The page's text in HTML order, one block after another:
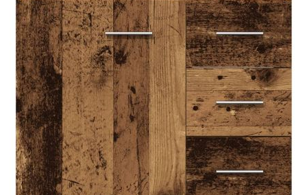
EAN code:
8721158506771
Общи размери:
63 x 30 x 54 см (Ш x Д x В)
Купи на изплащане
Credit calculator
Долен шкаф за мивка, старо дърво, 63x30x54 см,
инженерно дърво
Please select credit institution
Цена на продукта:
€86.00
Extraction of information from credit institutions
Предоставената таблица е с информационна цел.
Добавете продукта в количката си с бутона "Добави в
количката" и при поръчка ще можете да изберете броя
вноски на кредита.